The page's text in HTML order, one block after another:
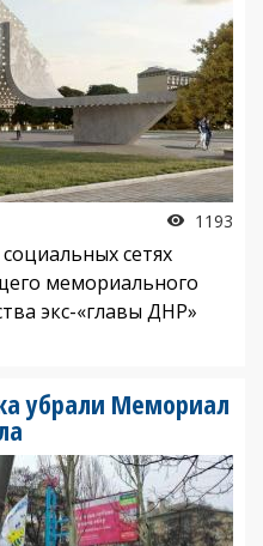
1193
сетях
мемориального
экс-«главы ДНР»
убрали Мемориал